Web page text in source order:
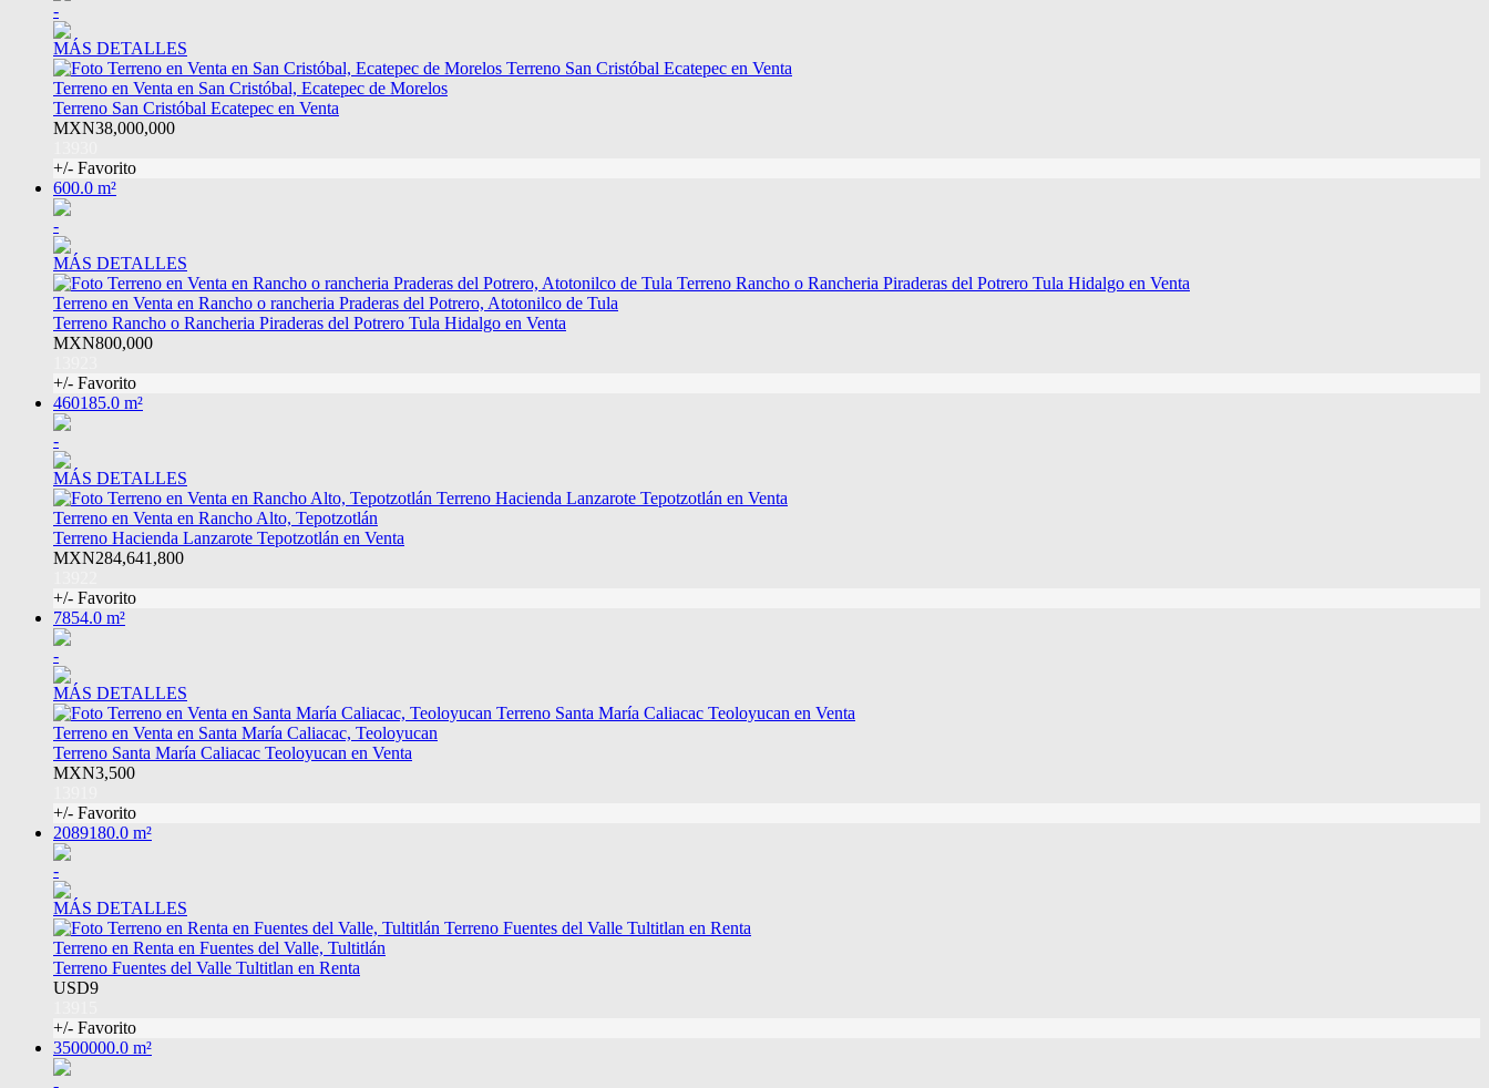
-
MÁS DETALLES
Terreno en Venta en San Cristóbal, Ecatepec de Morelos
Terreno San Cristóbal Ecatepec en Venta
MXN38,000,000
+/- Favorito
600.0 m²
-
MÁS DETALLES
Terreno en Venta en Rancho o rancheria Praderas del Potrero, Atotonilco de Tula
Terreno Rancho o Rancheria Piraderas del Potrero Tula Hidalgo en Venta
MXN800,000
+/- Favorito
460185.0 m²
-
MÁS DETALLES
Terreno en Venta en Rancho Alto, Tepotzotlán
Terreno Hacienda Lanzarote Tepotzotlán en Venta
MXN284,641,800
+/- Favorito
7854.0 m²
-
MÁS DETALLES
Terreno en Venta en Santa María Caliacac, Teoloyucan
Terreno Santa María Caliacac Teoloyucan en Venta
MXN3,500
+/- Favorito
2089180.0 m²
-
MÁS DETALLES
Terreno en Renta en Fuentes del Valle, Tultitlán
Terreno Fuentes del Valle Tultitlan en Renta
USD9
+/- Favorito
3500000.0 m²